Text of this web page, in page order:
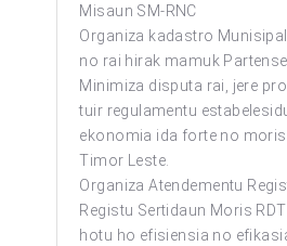
Misaun SM-RNC
Organiza kadastro
no rai hirak mamuk
Minimiza disputa rai, jere
tuir regulamentu
ekonomia ida forte no
Timor Leste.
Organiza Atendementu
Registu Sertidaun Moris
hotu ho efisiensia no